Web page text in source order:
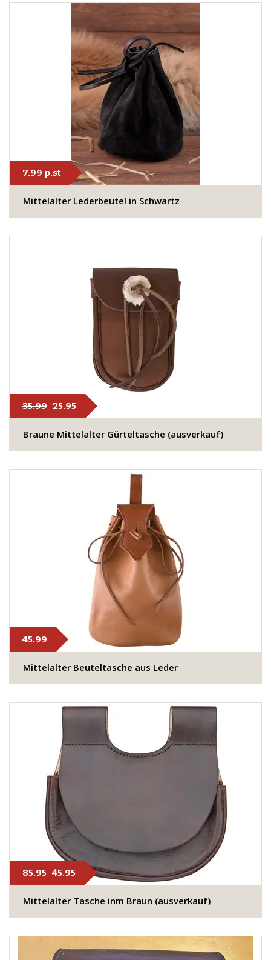
7.99 p.st
Mittelalter Lederbeutel in Schwartz
35.99 25.95
Braune Mittelalter Gürteltasche (ausverkauf)
45.99
Mittelalter Beuteltasche aus Leder
85.95 45.95
Mittelalter Tasche inm Braun (ausverkauf)